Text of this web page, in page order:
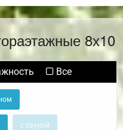
8х10
Все
с сауной